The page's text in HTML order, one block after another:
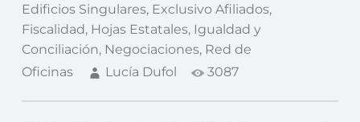
Edificios Singulares, Exclusivo Afiliados,
Fiscalidad, Hojas Estatales, Igualdad y
Conciliación, Negociaciones, Red de
Oficinas
Lucía Dufol 3087